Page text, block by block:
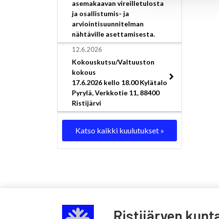
asemakaavan vireilletulosta
ja osallistumis- ja
arviointisuunnitelman
nähtäville asettamisesta.
12.6.2026
Kokouskutsu/Valtuuston
kokous
17.6.2026 kello 18.00 Kylätalo
Pyrylä, Verkkotie 11, 88400
Ristijärvi
Katso kaikki kuulutukset »